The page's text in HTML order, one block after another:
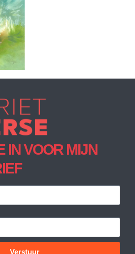
IN VOOR MIJN
Verstuur